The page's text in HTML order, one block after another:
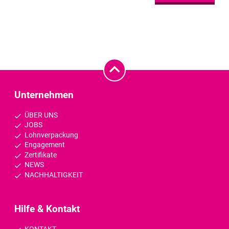
Unternehmen
ÜBER UNS
JOBS
Lohnverpackung
Engagement
Zertifikate
NEWS
NACHHALTIGKEIT
Hilfe & Kontakt